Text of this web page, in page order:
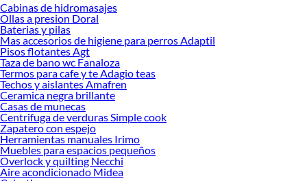
Desde remodelaciones hasta proyectos de decoración, estamos aquí para hacer
tus ideas realidad. ¡Visítanos y encuentra todo lo que tenemos para ofrecerte en
Pinturas especiales y por material!
Explora la variedad de productos de Pinturas especiales y por material
en Sodimac
Herramientas, materiales y accesorios de calidad para tus proyectos y
renovación de espacios. ¡Visítanos y descubre todo lo que tenemos para
ofrecerte!
Encuentra una amplia variedad de productos de Pinturas especiales y por
material en Sodimac. Encuentra todo lo necesario para tus proyectos de
renovación y decoración. ¡Visítanos y haz tus ideas realidad!
Cabinas de hidromasajes
Ollas a presion Doral
Baterias y pilas
Mas accesorios de higiene para perros Adaptil
Pisos flotantes Agt
Taza de bano wc Fanaloza
Termos para cafe y te Adagio teas
Techos y aislantes Amafren
Ceramica negra brillante
Casas de munecas
Centrifuga de verduras Simple cook
Zapatero con espejo
Herramientas manuales Irimo
Muebles para espacios pequeños
Overlock y quilting Necchi
Aire acondicionado Midea